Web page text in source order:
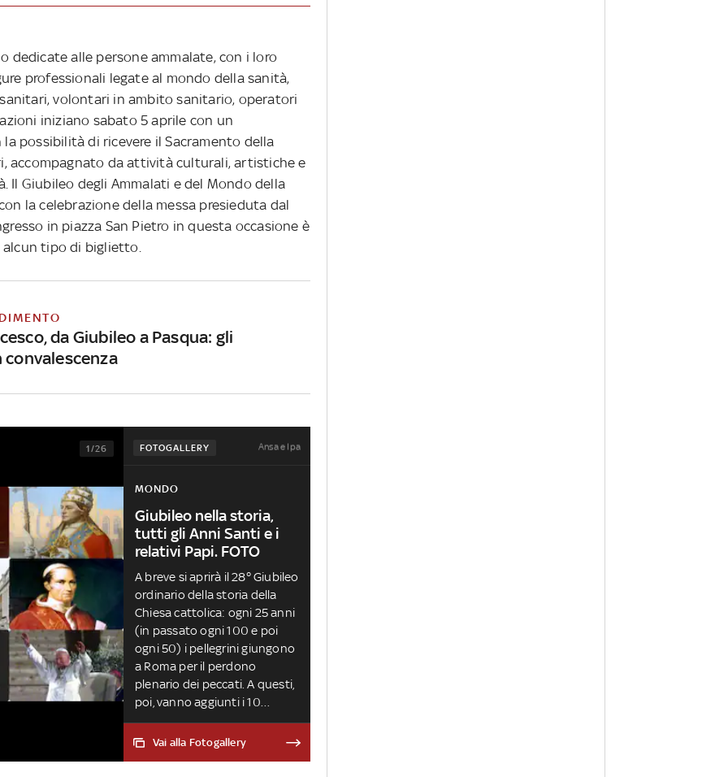
dedicate alle persone ammalate, con i loro
professionali legate al mondo della sanità,
volontari in ambito sanitario, operatori
iniziano sabato 5 aprile con un
possibilità di ricevere il Sacramento della
accompagnato da attività culturali, artistiche e
Il Giubileo degli Ammalati e del Mondo della
la celebrazione della messa presieduta dal
in piazza San Pietro in questa occasione è
tipo di biglietto.
da Giubileo a Pasqua: gli
convalescenza
FOTOGALLERY Ansa e Ipa
1/26
MONDO
Giubileo nella storia,
tutti gli Anni Santi e i
relativi Papi. FOTO
A breve si aprirà il 28° Giubileo
ordinario della storia della
Chiesa cattolica: ogni 25 anni
(in passato ogni 100 e poi
ogni 50) i pellegrini giungono
a Roma per il perdono
plenario dei peccati. A questi,
poi, vanno aggiunti i 10
Giubilei straordinari, indetti
dai Pontefici per celebrare
Vai alla Fotogallery